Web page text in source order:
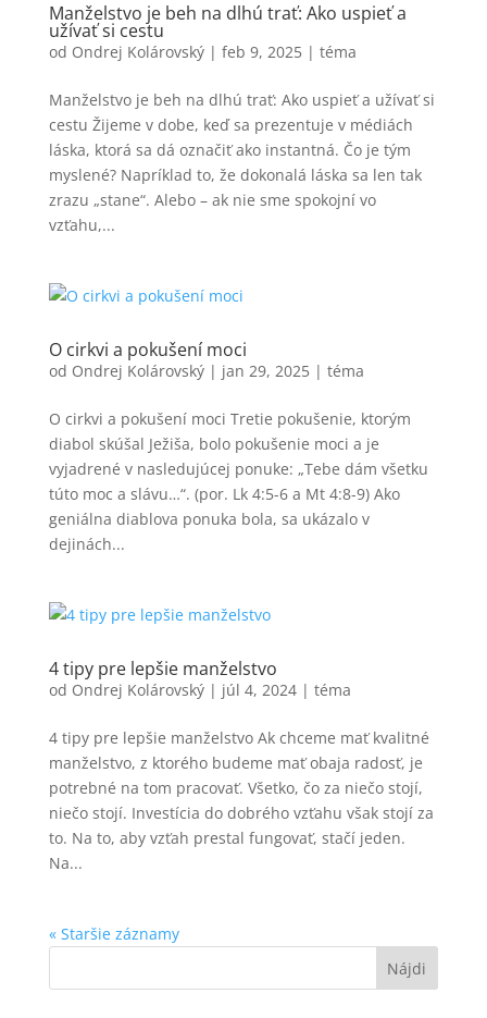
Manželstvo je beh na dlhú trať: Ako uspieť a
užívať si cestu
od Ondrej Kolárovský| feb 9, 2025| téma
Manželstvo je beh na dlhú trať: Ako uspieť a užívať si
cestu Žijeme v dobe, keď sa prezentuje v médiách
láska, ktorá sa dá označiť ako instantná. Čo je tým
myslené? Napríklad to, že dokonalá láska sa len tak
zrazu „stane“. Alebo – ak nie sme spokojní vo
vzťahu,...
O cirkvi a pokušení moci
od Ondrej Kolárovský| jan 29, 2025| téma
O cirkvi a pokušení moci Tretie pokušenie, ktorým
diabol skúšal Ježiša, bolo pokušenie moci a je
vyjadrené v nasledujúcej ponuke: „Tebe dám všetku
túto moc a slávu…“. (por. Lk 4:5-6 a Mt 4:8-9) Ako
geniálna diablova ponuka bola, sa ukázalo v
dejinách...
4 tipy pre lepšie manželstvo
od Ondrej Kolárovský| júl 4, 2024| téma
4 tipy pre lepšie manželstvo Ak chceme mať kvalitné
manželstvo, z ktorého budeme mať obaja radosť, je
potrebné na tom pracovať. Všetko, čo za niečo stojí,
niečo stojí. Investícia do dobrého vzťahu však stojí za
to. Na to, aby vzťah prestal fungovať, stačí jeden.
Na...
« Staršie záznamy